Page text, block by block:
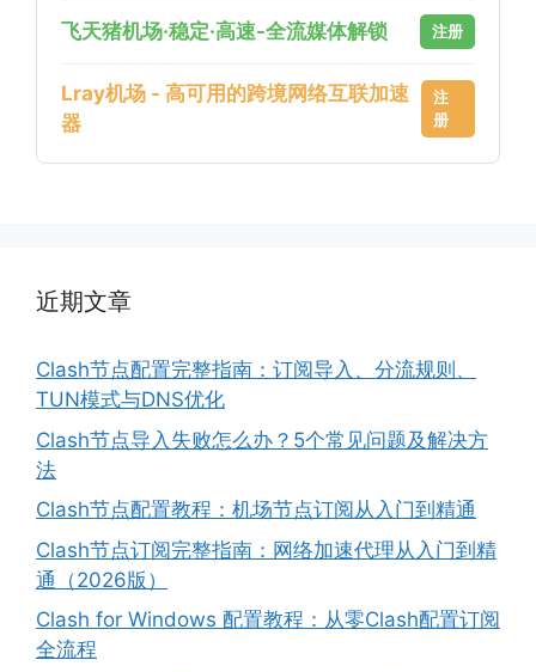
飞天猪机场·稳定·高速-全流媒体解锁 注册
Lray机场 - 高可用的跨境网络互联加速
器
注
册
近期文章
Clash节点配置完整指南：订阅导入、分流规则、
TUN模式与DNS优化
Clash节点导入失败怎么办？5个常见问题及解决方
法
Clash节点配置教程：机场节点订阅从入门到精通
Clash节点订阅完整指南：网络加速代理从入门到精
通（2026版）
Clash for Windows 配置教程：从零Clash配置订阅
全流程